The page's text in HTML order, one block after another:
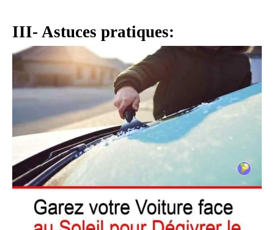
III- Astuces pratiques: